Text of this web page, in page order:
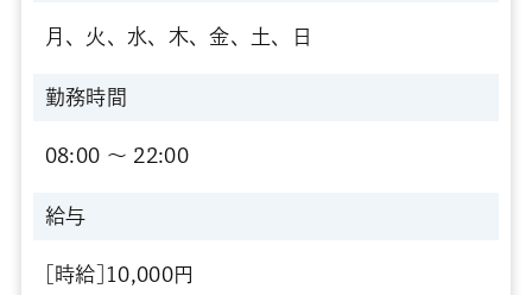
月、火、水、木、金、土、日
勤務時間
08:00 〜 22:00
給与
[時給]10,000円